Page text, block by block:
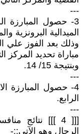
---
3- حصول المبارزة
الميدالية البرونزية
وذلك بعد الفوز علي
مباراة تحديد المركز
وبنتيجة 15/ 14.
---
4- حصول المبارزة
الرابع.
---
[[[ 4 ]]] نتائج
الرجال وهو الآتي::-